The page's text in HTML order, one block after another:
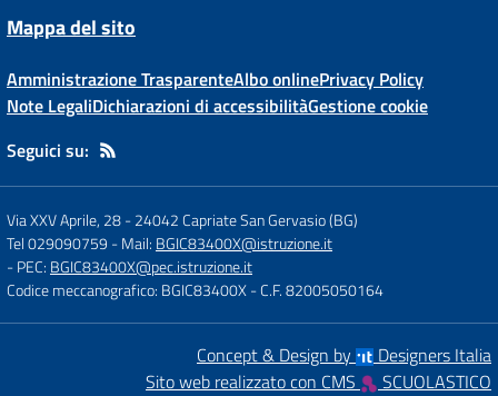
Mappa del sito
Amministrazione TrasparenteAlbo onlinePrivacy Policy
Note LegaliDichiarazioni di accessibilitàGestione cookie
Seguici su:
Via XXV Aprile, 28-24042 Capriate San Gervasio (BG)
Tel 029090759 - Mail: BGIC83400X@istruzione.it
- PEC: BGIC83400X@pec.istruzione.it
Codice meccanografico: BGIC83400X- C.F. 82005050164
Concept & Design by
Designers Italia
Sito web realizzato con CMS
SCUOLASTICO